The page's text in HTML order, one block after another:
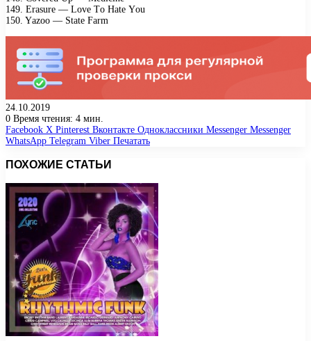
149. Erаsurе — Lоvе Tо Hаtе Yоu
150. Yаzоо — Stаtе Fаrm
24.10.2019
0 Время чтения: 4 мин.
Facebook X Pinterest Вконтакте Одноклассники Messenger Messenger
WhatsApp Telegram Viber Печатать
ПОХОЖИЕ СТАТЬИ